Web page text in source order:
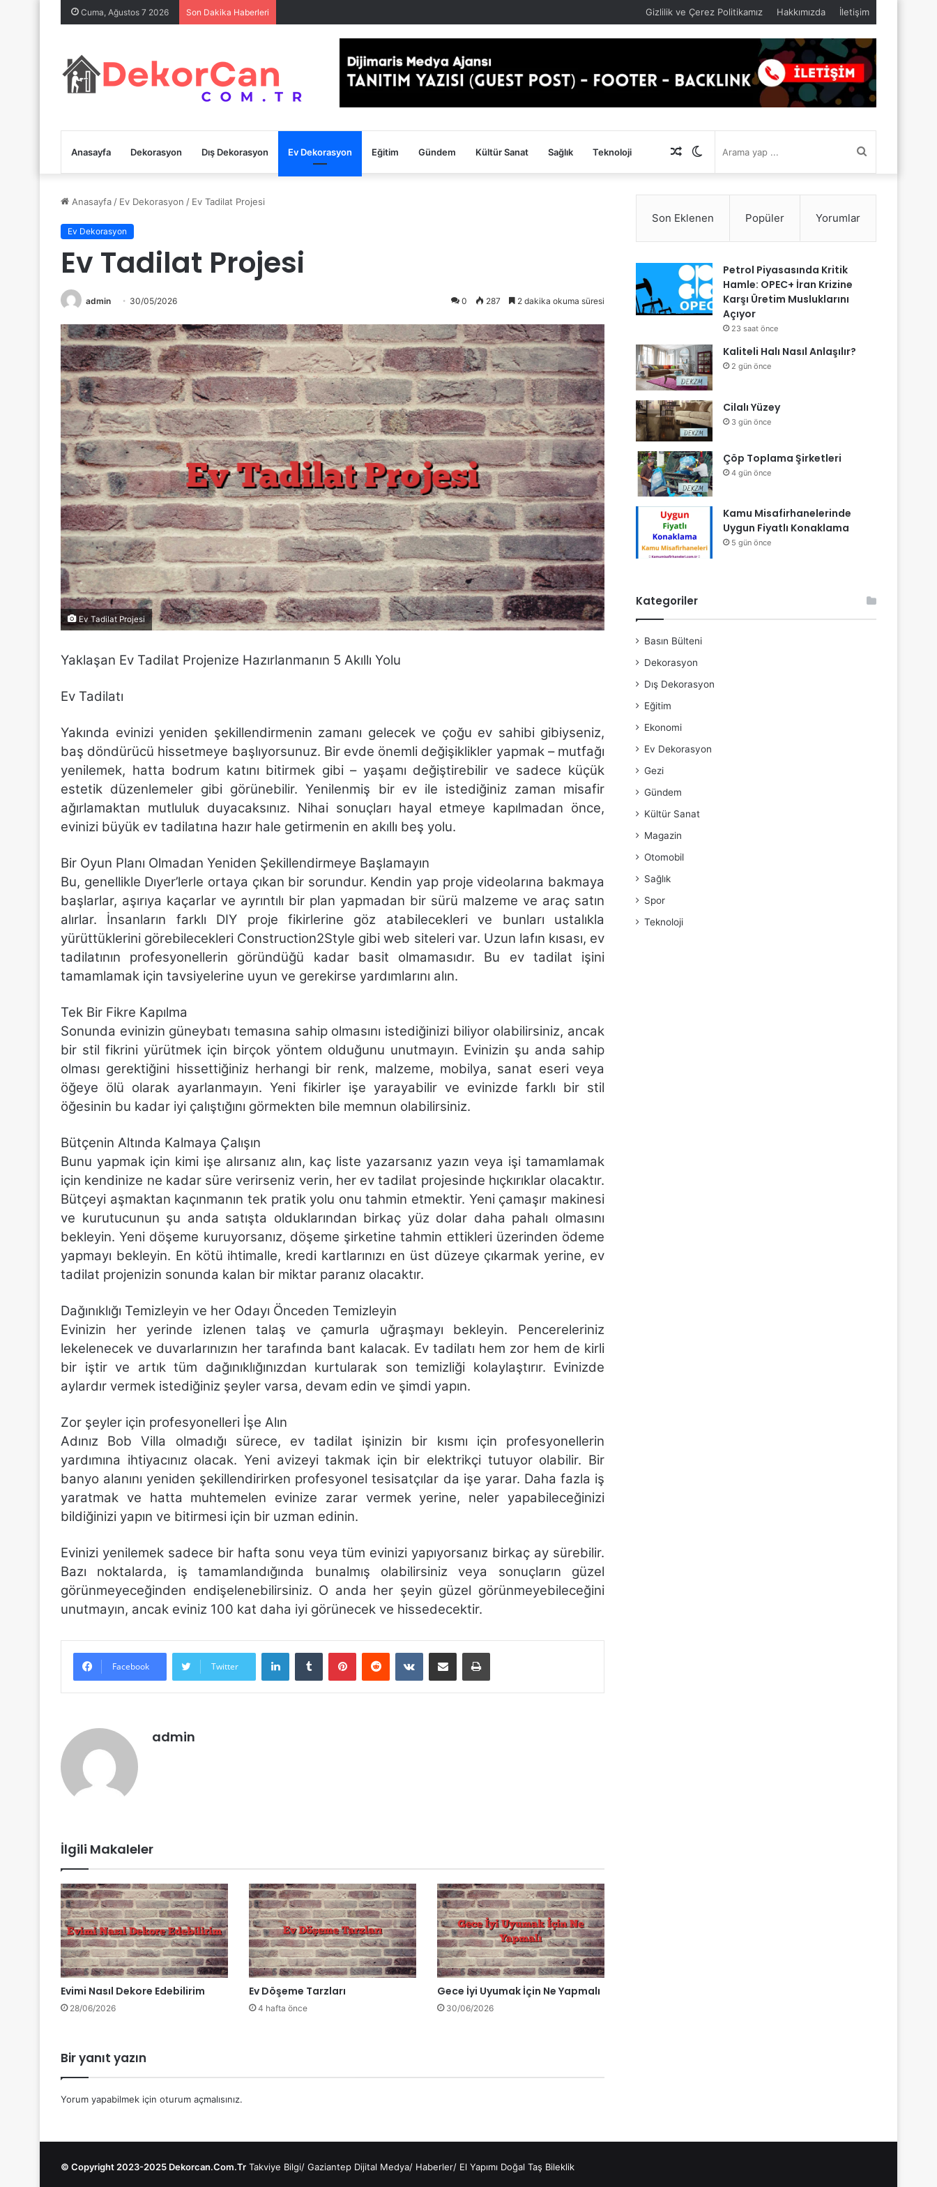
Cuma, Ağustos 7 2026 Son Dakika Haberleri Gizlilik ve Çerez Politikamız Hakkımızda İletişim
Anasayfa Dekorasyon Dış Dekorasyon Ev Dekorasyon Eğitim Gündem Kültür Sanat Sağlık Teknoloji
yap
görünümü
Rastgele
Makale
Anasayfa / Ev Dekorasyon / Ev Tadilat Projesi
Ev Dekorasyon
Ev Tadilat Projesi
admin 30/05/2026 0 287 2 dakika okuma süresi
Ev Tadilat Projesi
Yaklaşan Ev Tadilat Projenize Hazırlanmanın 5 Akıllı Yolu
Ev Tadilatı
Yakında evinizi yeniden şekillendirmenin zamanı gelecek ve çoğu ev sahibi gibiyseniz,
baş döndürücü hissetmeye başlıyorsunuz. Bir evde önemli değişiklikler yapmak – mutfağı
yenilemek, hatta bodrum katını bitirmek gibi – yaşamı değiştirebilir ve sadece küçük
estetik düzenlemeler gibi görünebilir. Yenilenmiş bir ev ile istediğiniz zaman misafir
ağırlamaktan mutluluk duyacaksınız. Nihai sonuçları hayal etmeye kapılmadan önce,
evinizi büyük ev tadilatına hazır hale getirmenin en akıllı beş yolu.
Bir Oyun Planı Olmadan Yeniden Şekillendirmeye Başlamayın
Bu, genellikle Dıyer’lerle ortaya çıkan bir sorundur. Kendin yap proje videolarına bakmaya
başlarlar, aşırıya kaçarlar ve ayrıntılı bir plan yapmadan bir sürü malzeme ve araç satın
alırlar. İnsanların farklı DIY proje fikirlerine göz atabilecekleri ve bunları ustalıkla
yürüttüklerini görebilecekleri Construction2Style gibi web siteleri var. Uzun lafın kısası, ev
tadilatının profesyonellerin göründüğü kadar basit olmamasıdır. Bu ev tadilat işini
tamamlamak için tavsiyelerine uyun ve gerekirse yardımlarını alın.
Tek Bir Fikre Kapılma
Sonunda evinizin güneybatı temasına sahip olmasını istediğinizi biliyor olabilirsiniz, ancak
bir stil fikrini yürütmek için birçok yöntem olduğunu unutmayın. Evinizin şu anda sahip
olması gerektiğini hissettiğiniz herhangi bir renk, malzeme, mobilya, sanat eseri veya
öğeye ölü olarak ayarlanmayın. Yeni fikirler işe yarayabilir ve evinizde farklı bir stil
öğesinin bu kadar iyi çalıştığını görmekten bile memnun olabilirsiniz.
Bütçenin Altında Kalmaya Çalışın
Bunu yapmak için kimi işe alırsanız alın, kaç liste yazarsanız yazın veya işi tamamlamak
için kendinize ne kadar süre verirseniz verin, her ev tadilat projesinde hıçkırıklar olacaktır.
Bütçeyi aşmaktan kaçınmanın tek pratik yolu onu tahmin etmektir. Yeni çamaşır makinesi
ve kurutucunun şu anda satışta olduklarından birkaç yüz dolar daha pahalı olmasını
bekleyin. Yeni döşeme kuruyorsanız, döşeme şirketine tahmin ettikleri üzerinden ödeme
yapmayı bekleyin. En kötü ihtimalle, kredi kartlarınızı en üst düzeye çıkarmak yerine, ev
tadilat projenizin sonunda kalan bir miktar paranız olacaktır.
Dağınıklığı Temizleyin ve her Odayı Önceden Temizleyin
Evinizin her yerinde izlenen talaş ve çamurla uğraşmayı bekleyin. Pencereleriniz
lekelenecek ve duvarlarınızın her tarafında bant kalacak. Ev tadilatı hem zor hem de kirli
bir iştir ve artık tüm dağınıklığınızdan kurtularak son temizliği kolaylaştırır. Evinizde
aylardır vermek istediğiniz şeyler varsa, devam edin ve şimdi yapın.
Zor şeyler için profesyonelleri İşe Alın
Adınız Bob Villa olmadığı sürece, ev tadilat işinizin bir kısmı için profesyonellerin
yardımına ihtiyacınız olacak. Yeni avizeyi takmak için bir elektrikçi tutuyor olabilir. Bir
banyo alanını yeniden şekillendirirken profesyonel tesisatçılar da işe yarar. Daha fazla iş
yaratmak ve hatta muhtemelen evinize zarar vermek yerine, neler yapabileceğinizi
bildiğinizi yapın ve bitirmesi için bir uzman edinin.
Evinizi yenilemek sadece bir hafta sonu veya tüm evinizi yapıyorsanız birkaç ay sürebilir.
Bazı noktalarda, iş tamamlandığında bunalmış olabilirsiniz veya sonuçların güzel
görünmeyeceğinden endişelenebilirsiniz. O anda her şeyin güzel görünmeyebileceğini
unutmayın, ancak eviniz 100 kat daha iyi görünecek ve hissedecektir.
Facebook Twitter
LinkedInTumblr PinterestReddit VKontakteE-Posta ile paylaş Yazdır
admin
İlgili Makaleler
Evimi Nasıl Dekore Edebilirim
28/06/2026
Ev Döşeme Tarzları
4 hafta önce
Gece İyi Uyumak İçin Ne Yapmalı
30/06/2026
Bir yanıt yazın
Yorum yapabilmek için oturum açmalısınız.
Son Eklenen Popüler Yorumlar
Petrol Piyasasında Kritik
Hamle: OPEC+ İran Krizine
Karşı Üretim Musluklarını
Açıyor
23 saat önce
Kaliteli Halı Nasıl Anlaşılır?
2 gün önce
Cilalı Yüzey
3 gün önce
Çöp Toplama Şirketleri
4 gün önce
Kamu Misafirhanelerinde
Uygun Fiyatlı Konaklama
5 gün önce
Kategoriler
Basın Bülteni
Dekorasyon
Dış Dekorasyon
Eğitim
Ekonomi
Ev Dekorasyon
Gezi
Gündem
Kültür Sanat
Magazin
Otomobil
Sağlık
Spor
Teknoloji
© Copyright 2023-2025 Dekorcan.Com.Tr Takviye Bilgi/ Gaziantep Dijital Medya/ Haberler/ El Yapımı Doğal Taş Bileklik